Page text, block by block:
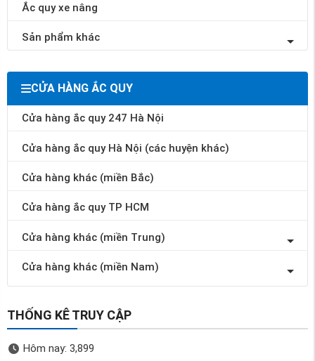
Ắc quy xe nâng
Sản phẩm khác
CỬA HÀNG ẮC QUY
Cửa hàng ắc quy 247 Hà Nội
Cửa hàng ắc quy Hà Nội (các huyện khác)
Cửa hàng khác (miền Bắc)
Cửa hàng ắc quy TP HCM
Cửa hàng khác (miền Trung)
Cửa hàng khác (miền Nam)
THỐNG KÊ TRUY CẬP
Hôm nay: 3,899